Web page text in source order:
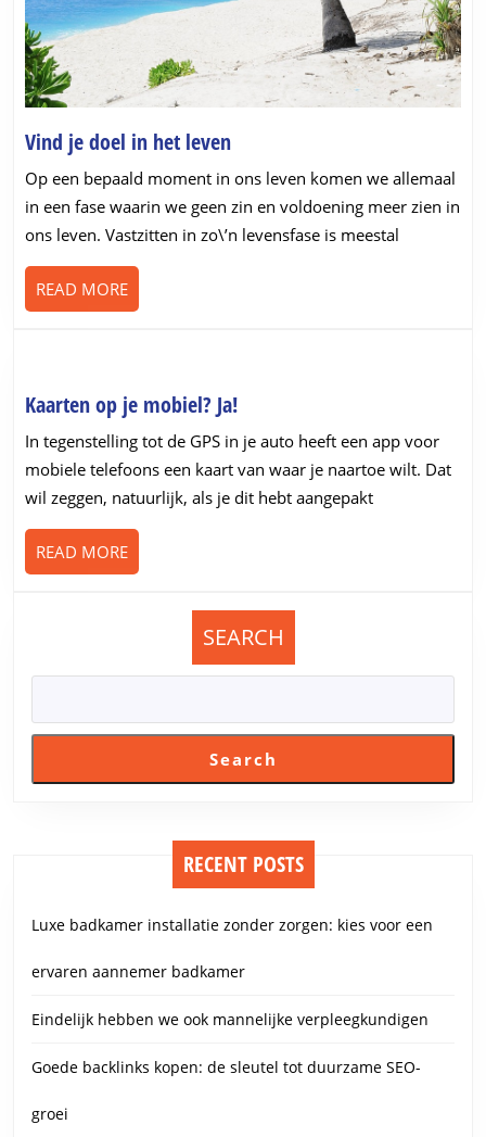
Vind je doel in het levenVind
doel
in
het
Op een bepaald moment in ons leven komen we allemaal
in een fase waarin we geen zin en voldoening meer zien in
ons leven. Vastzitten in zo\’n levensfase is meestal
READ MOREREAD
MORE
Kaarten op je mobiel? Ja!Kaarten
op
je
mobiel?
Ja!
In tegenstelling tot de GPS in je auto heeft een app voor
mobiele telefoons een kaart van waar je naartoe wilt. Dat
wil zeggen, natuurlijk, als je dit hebt aangepakt
READ MOREREAD
MORE
SEARCH
Search
RECENT POSTS
Luxe badkamer installatie zonder zorgen: kies voor een
ervaren aannemer badkamer
Eindelijk hebben we ook mannelijke verpleegkundigen
Goede backlinks kopen: de sleutel tot duurzame SEO-
groei